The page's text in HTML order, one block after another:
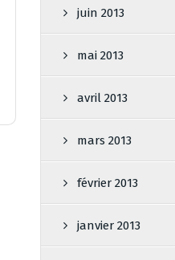
juin 2013
mai 2013
avril 2013
mars 2013
février 2013
janvier 2013